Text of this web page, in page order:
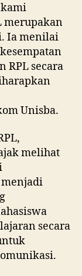
kami
merupakan
Ia menilai
RPL secara
Unisba.
melihat
menjadi
secara